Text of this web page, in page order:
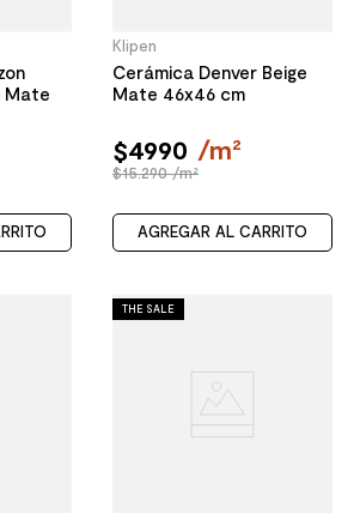
Mate
Klipen
Cerámica Denver Beige
Mate 46x46 cm
$4990 /m²
$15.290 /m²
AGREGAR AL CARRITO
THE SALE